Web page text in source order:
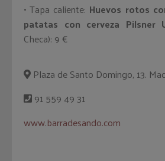
• Tapa caliente: Huevos rotos
patatas con cerveza Pilsner
Checa): 9 €
Plaza de Santo Domingo, 13.
91 559 49 31
www.barradesando.com